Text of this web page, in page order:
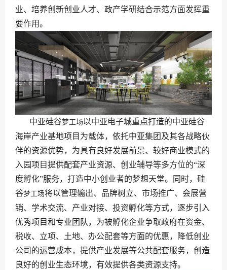
业、培养创新创业人才、政产学研结合示范方面发挥重
要作用。
中亚硅谷梦工场以中亚电子城重点打造的中亚硅谷
海岸产业基地项目为载体，依托中亚集团及其各战略伙
伴的资源优势，为具有良好发展前景、较好商业模式的
入园项目提供配套产业资源、创业辅导等多方位的“深
度孵化”服务，打造中小创业者的梦想天堂。同时，硅
谷梦工场将以管理输出、品牌树立、市场推广、会展营
销、学术交流、产业对接、投资孵化等方式，逐步引入
优秀项目和专业团队，为被孵化企业争取政府在资金、
税收、立项、土地、办公配套等方面的优惠，降低创业
公司的运营成本，提供产业发展等公共配套服务，创造
良好的创业生态环境，有效提供各类资源支持。